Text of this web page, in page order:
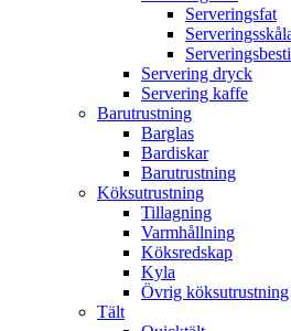
Serveringsfat
Servering dryck
Servering kaffe
Barutrustning
Barglas
Bardiskar
Barutrustning
Köksutrustning
Tillagning
Varmhållning
Köksredskap
Kyla
Övrig köksutrustning
Tält